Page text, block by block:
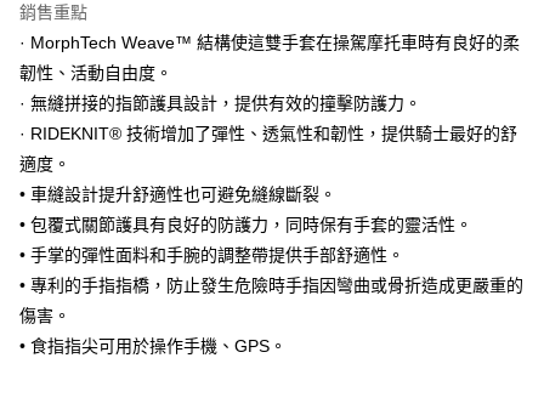
台新國際商業銀行
台灣樂天信用卡公司
Google Pay
全盈+PAY
大哥付你分期
相關說明
【大哥付你分期使用說明】
2.付款方式選擇「大哥付你分期」，訂單成立後會自動跳轉到大哥付的交易
流程，驗證手機門號後，選擇欲分期的期數、繳款截止日，確認付款後即完
成交易。
3.實際核准額度、可分期數及費用金額請依後續交易確認頁面所載為準。
4.訂單成立30分鐘內，如未前往確認交易或遇審核未通過，訂單將自動取
消。如遇「轉專審核」未通過狀況，表示未達大哥付你分期系統評分，恕無
法說明評估內容。
【繳款方式說明】
AFTEE先享後付
相關說明
【關於「AFTEE先享後付」】
AFTEE先享後付是「在收到商品之後才付款」的支付方式。 讓您購物簡單
便利好安心！
２．便利：只要手機號碼，簡訊認證，即可結帳。
３．安心：先確認商品／服務後，再付款。
ATM付款
運送方式
全家取貨付款
銷售重點
· MorphTech Weave™ 結構使這雙手套在操駕摩托車時有良好的柔
韌性、活動自由度。
· 無縫拼接的指節護具設計，提供有效的撞擊防護力。
· RIDEKNIT® 技術增加了彈性、透氣性和韌性，提供騎士最好的舒
適度。
• 車縫設計提升舒適性也可避免縫線斷裂。
• 包覆式關節護具有良好的防護力，同時保有手套的靈活性。
• 手掌的彈性面料和手腕的調整帶提供手部舒適性。
• 專利的手指指橋，防止發生危險時手指因彎曲或骨折造成更嚴重的
傷害。
• 食指指尖可用於操作手機、GPS。